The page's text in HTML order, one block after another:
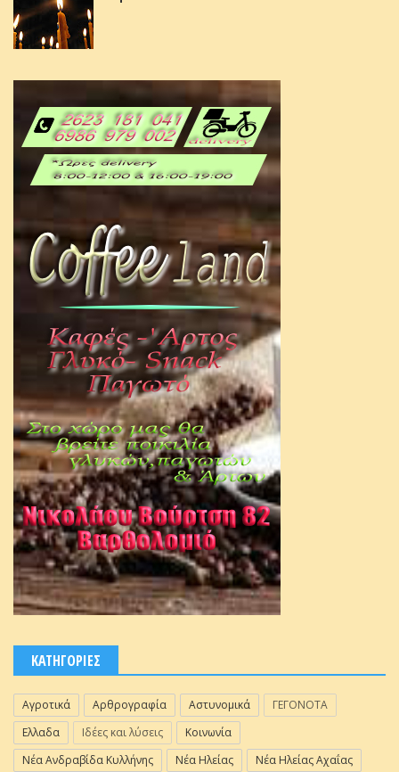
ΚΑΤΗΓΟΡΙΕΣ
Αγροτικά Αρθρογραφία Αστυνομικά
ΓΕΓΟΝΟΤΑ
Ελλαδα
Ιδέες και λύσεις
Κοινωνία
Νέα Ανδραβίδα Κυλλήνης
Νέα Ηλείας
Νέα Ηλείας Αχαΐας